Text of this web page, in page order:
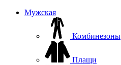
Мужская
Комбинезоны
Плащи